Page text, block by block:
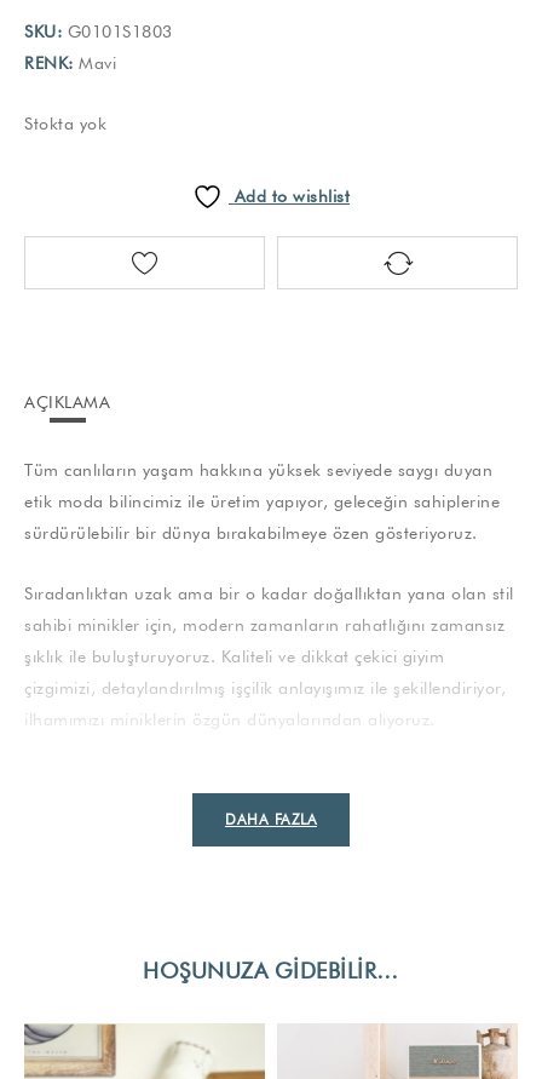
SKU: G0101S1803
RENK: Mavi
Stokta yok
Add to wishlist
AÇIKLAMA
Tüm canlıların yaşam hakkına yüksek seviyede saygı duyan
etik moda bilincimiz ile üretim yapıyor, geleceğin sahiplerine
sürdürülebilir bir dünya bırakabilmeye özen gösteriyoruz.
Sıradanlıktan uzak ama bir o kadar doğallıktan yana olan stil
sahibi minikler için, modern zamanların rahatlığını zamansız
şıklık ile buluşturuyoruz. Kaliteli ve dikkat çekici giyim
çizgimizi, detaylandırılmış işçilik anlayışımız ile şekillendiriyor,
ilhamımızı miniklerin özgün dünyalarından alıyoruz.
DAHA FAZLA
HOŞUNUZA GIDEBILIR…